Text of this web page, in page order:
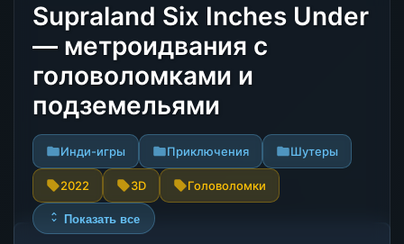
Supraland Six Inches Under
— метроидвания с
головоломками и
подземельями
Инди-игры Приключения Шутеры
2022 3D Головоломки
Показать все